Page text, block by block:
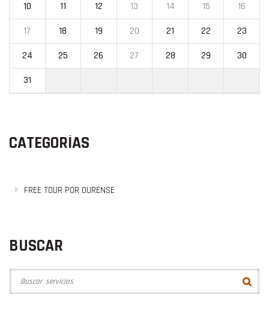
10 11 12 13 14 15 16
17 18 19 20 21 22 23
24 25 26 27 28 29 30
31
CATEGORÍAS
FREE TOUR POR OURENSE
BUSCAR